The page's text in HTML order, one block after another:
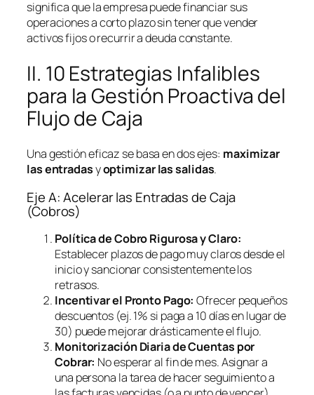
significa que la empresa puede financiar sus
operaciones a corto plazo sin tener que vender
activos fijos o recurrir a deuda constante.
II. 10 Estrategias Infalibles
para la Gestión Proactiva del
Flujo de Caja
Una gestión eficaz se basa en dos ejes: maximizar
las entradasyoptimizar las salidas.
Eje A: Acelerar las Entradas de Caja
(Cobros)
Política de Cobro Rigurosa y Claro:
Establecer plazos de pago muy claros desde el
inicio y sancionar consistentemente los
retrasos.
Incentivar el Pronto Pago: Ofrecer pequeños
descuentos (ej. 1% si paga a 10 días en lugar de
30) puede mejorar drásticamente el flujo.
Monitorización Diaria de Cuentas por
Cobrar: No esperar al fin de mes. Asignar a
una persona la tarea de hacer seguimiento a